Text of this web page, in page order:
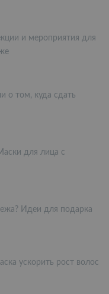
и мероприятия для
о том, куда сдать
для лица с
Идеи для подарка
ускорить рост волос